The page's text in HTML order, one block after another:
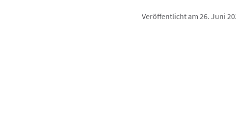
Veröffentlicht am 26. Juni